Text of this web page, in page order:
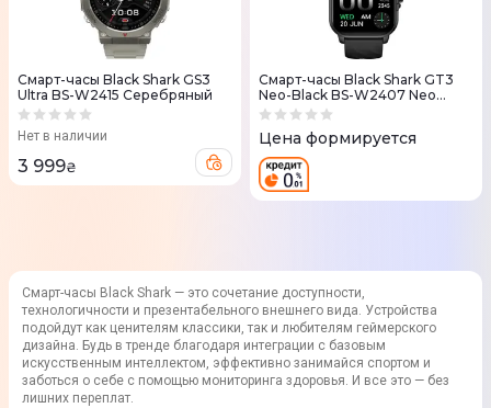
Смарт-часы Black Shark GS3
Ultra BS-W2415 Серебряный
Нет в наличии
3 999₴
Смарт-часы Black Shark GT3
Neo-Black BS-W2407 Neo
Черный
Цена формируется
Смарт-часы Black Shark — это сочетание доступности,
технологичности и презентабельного внешнего вида. Устройства
подойдут как ценителям классики, так и любителям геймерского
дизайна. Будь в тренде благодаря интеграции с базовым
искусственным интеллектом, эффективно занимайся спортом и
заботься о себе с помощью мониторинга здоровья. И все это — без
лишних переплат.